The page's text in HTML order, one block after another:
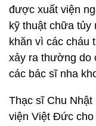
được xuất viện
kỹ thuật chữa tủy
khăn vì các cháu
xảy ra thường do
các bác sĩ nha
Thạc sĩ Chu Nhật
viện Việt Đức